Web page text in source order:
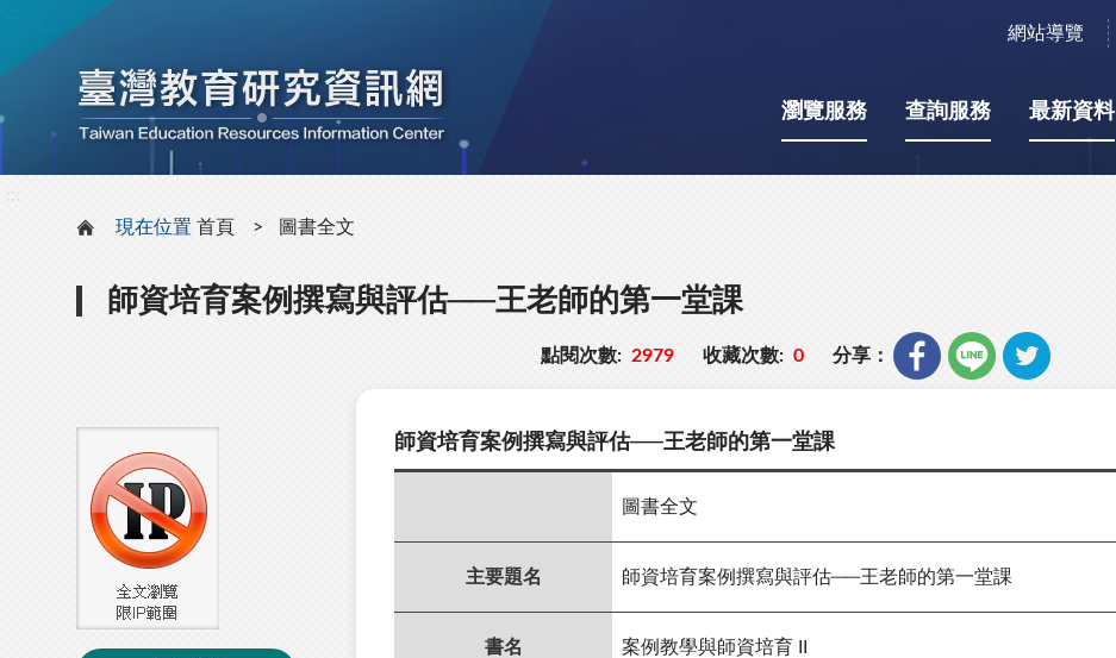
網站導覽
瀏覽服務 查詢服務 最新資料
現在位置 首頁 圖書全文
師資培育案例撰寫與評估──王老師的第一堂課
點閱次數: 2979 收藏次數: 0 分享：
師資培育案例撰寫與評估──王老師的第一堂課
圖書全文
主要題名 師資培育案例撰寫與評估──王老師的第一堂課
書名 案例教學與師資培育 II